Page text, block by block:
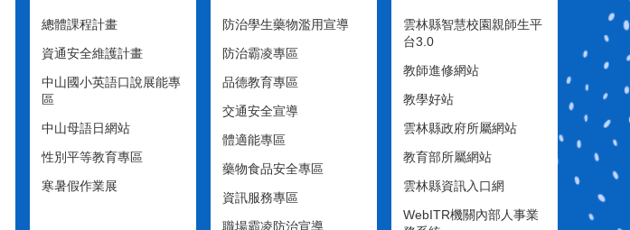
總體課程計畫
資通安全維護計畫
中山國小英語口說展能專
區
中山母語日網站
性別平等教育專區
寒暑假作業展
防治學生藥物濫用宣導
防治霸凌專區
品德教育專區
交通安全宣導
體適能專區
藥物食品安全專區
資訊服務專區
職場霸凌防治宣導
雲林縣智慧校園親師生平
台3.0
教師進修網站
教學好站
雲林縣政府所屬網站
教育部所屬網站
雲林縣資訊入口網
WebITR機關內部人事業